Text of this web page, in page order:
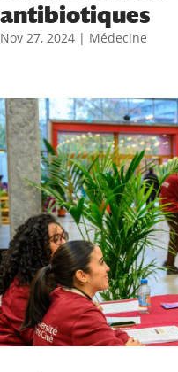
antibiotiques
Nov 27, 2024 | Médecine